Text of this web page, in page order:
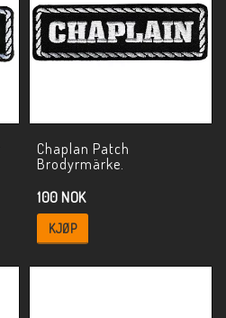
Chaplan Patch
Brodyrmärke.
100 NOK
KJØP